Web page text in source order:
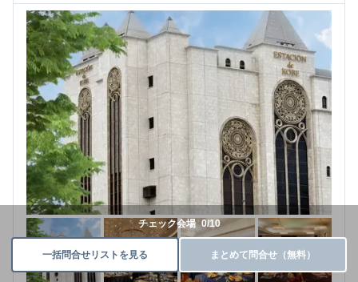
チェック会場 0/10
一括問合せリストを見る まとめて問合せ（無料）